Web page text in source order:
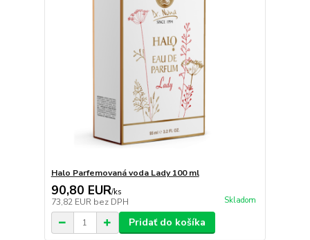
Halo Parfemovaná voda Lady 100 ml
90,80 EUR/ks
73,82 EUR bez DPH Skladom
Pridať do košíka